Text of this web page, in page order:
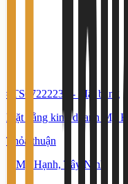
#TS67222230 -
Mặt bằng
Mặt bằng kinh doanh Mỹ
Thỏa thuận
Mỹ Hạnh, Tây Ninh